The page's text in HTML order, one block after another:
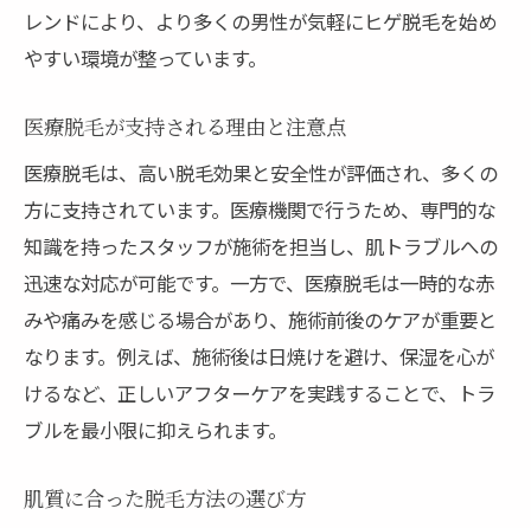
レンドにより、より多くの男性が気軽にヒゲ脱毛を始め
やすい環境が整っています。
医療脱毛が支持される理由と注意点
医療脱毛は、高い脱毛効果と安全性が評価され、多くの
方に支持されています。医療機関で行うため、専門的な
知識を持ったスタッフが施術を担当し、肌トラブルへの
迅速な対応が可能です。一方で、医療脱毛は一時的な赤
みや痛みを感じる場合があり、施術前後のケアが重要と
なります。例えば、施術後は日焼けを避け、保湿を心が
けるなど、正しいアフターケアを実践することで、トラ
ブルを最小限に抑えられます。
肌質に合った脱毛方法の選び方